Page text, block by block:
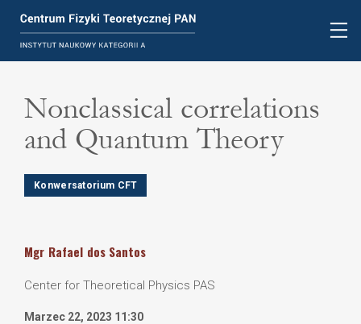
Nonclassical correlations
and Quantum Theory
Konwersatorium CFT
Mgr Rafael dos Santos
Center for Theoretical Physics PAS
Marzec 22, 2023 11:30